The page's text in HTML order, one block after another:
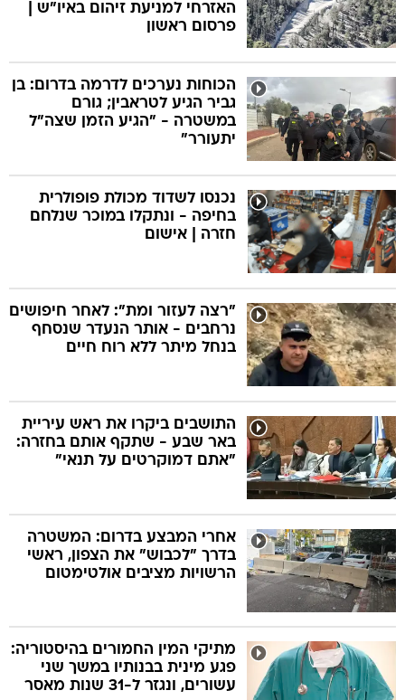
האזרחי למניעת זיהום באיו"ש |
פרסום ראשון
הכוחות נערכים לדרמה בדרום: בן
גביר הגיע לטראבין; גורם
במשטרה - "הגיע הזמן שצה"ל
יתעורר"
נכנסו לשדוד מכולת פופולרית
בחיפה - ונתקלו במוכר שנלחם
חזרה | אישום
"רצה לעזור ומת": לאחר חיפושים
נרחבים - אותר הנעדר שנסחף
בנחל מיתר ללא רוח חיים
התושבים ביקרו את ראש עיריית
באר שבע - שתקף אותם בחזרה:
"אתם דמוקרטים על תנאי"
אחרי המבצע בדרום: המשטרה
בדרך "לכבוש" את הצפון, ראשי
הרשויות מציבים אולטימטום
מתיקי המין החמורים בהיסטוריה:
פגע מינית בבנותיו במשך שני
עשורים, ונגזר ל-31 שנות מאסר